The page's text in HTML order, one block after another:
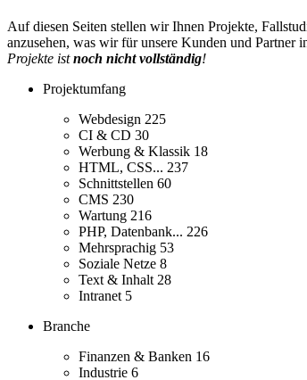
Auf diesen Seiten stellen wir Ihnen Projekte,
anzusehen, was wir für unsere Kunden und Partner
Projekte istnoch nicht vollständig!
Projektumfang
Webdesign 225
CI & CD 30
Werbung & Klassik 18
HTML, CSS... 237
Schnittstellen 60
CMS 230
Wartung 216
PHP, Datenbank... 226
Mehrsprachig 53
Soziale Netze 8
Text & Inhalt 28
Intranet 5
Branche
Finanzen & Banken 16
Industrie 6